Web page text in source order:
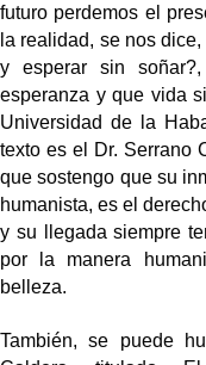
futuro perdemos el
la realidad, se nos
y esperar sin
esperanza y que vida
Universidad de la
texto es el Dr. Serrano
que sostengo que su
humanista, es el
y su llegada siempre
por la manera
belleza.
También, se puede